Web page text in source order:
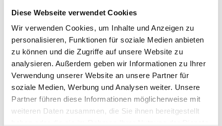
Diese Webseite verwendet Cookies
Wir verwenden Cookies, um Inhalte und Anzeigen zu
personalisieren, Funktionen für soziale Medien anbieten
zu können und die Zugriffe auf unsere Website zu
analysieren. Außerdem geben wir Informationen zu Ihrer
Verwendung unserer Website an unsere Partner für
soziale Medien, Werbung und Analysen weiter. Unsere
Partner führen diese Informationen möglicherweise mit
weiteren Daten zusammen, die Sie ihnen bereitgestellt
In Ihrem Browser scheint ein
Skriptblocker/AdBlocker aktiviert zu sein!
Das Bereitstellen und Ausführen einiger
Funktionen wird dadurch auf dieser Seite
verhindert. Um die Funktionen nutzen zu können,
deaktivieren Sie bitte den Blocker für diese Seite
oder setzen sie auf Ihre Whitelist.
Hinweis:
Nachdem Sie Ihre Erlaubnis gegeben
haben, können Sie weiterhin selbst bestimmen,